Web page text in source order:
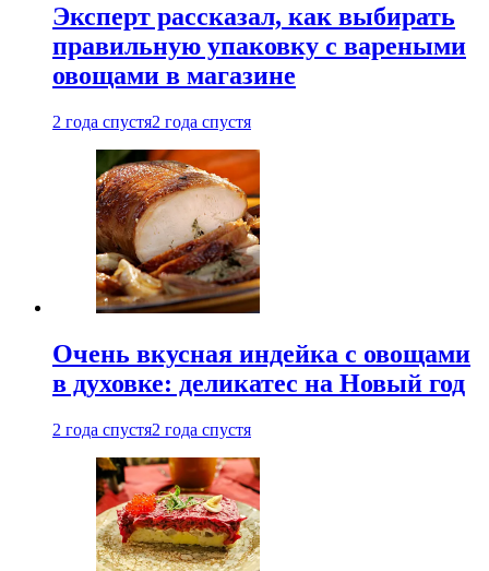
Эксперт рассказал, как выбирать
правильную упаковку с вареными
овощами в магазине
2 года спустя2 года спустя
Очень вкусная индейка с овощами
в духовке: деликатес на Новый год
2 года спустя2 года спустя